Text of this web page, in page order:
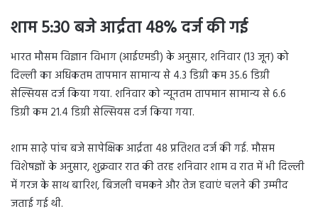
शाम 5:30 बजे आर्द्रता 48% दर्ज की गई
भारत मौसम विज्ञान विभाग (आईएमडी) के अनुसार, शनिवार (13 जून) को
दिल्ली का अधिकतम तापमान सामान्य से 4.3 डिग्री कम 35.6 डिग्री
सेल्सियस दर्ज किया गया. शनिवार को न्यूनतम तापमान सामान्य से 6.6
डिग्री कम 21.4 डिग्री सेल्सियस दर्ज किया गया.
शाम साढ़े पांच बजे सापेक्षिक आर्द्रता 48 प्रतिशत दर्ज की गई. मौसम
विशेषज्ञों के अनुसार, शुक्रवार रात की तरह शनिवार शाम व रात में भी दिल्ली
में गरज के साथ बारिश, बिजली चमकने और तेज हवाएं चलने की उम्मीद
जताई गई थी.